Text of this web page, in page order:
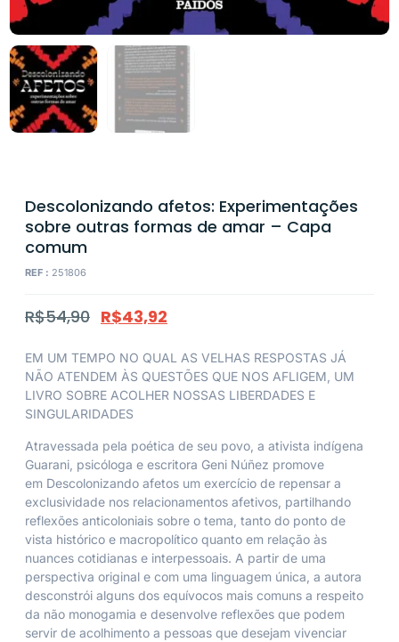
Descolonizando afetos: Experimentações
sobre outras formas de amar – Capa
comum
REF : 251806
R$54,90 R$43,92
EM UM TEMPO NO QUAL AS VELHAS RESPOSTAS JÁ
NÃO ATENDEM ÀS QUESTÕES QUE NOS AFLIGEM, UM
LIVRO SOBRE ACOLHER NOSSAS LIBERDADES E
SINGULARIDADES
Atravessada pela poética de seu povo, a ativista indígena
Guarani, psicóloga e escritora Geni Núñez promove
em Descolonizando afetos um exercício de repensar a
exclusividade nos relacionamentos afetivos, partilhando
reflexões anticoloniais sobre o tema, tanto do ponto de
vista histórico e macropolítico quanto em relação às
nuances cotidianas e interpessoais. A partir de uma
perspectiva original e com uma linguagem única, a autora
desconstrói alguns dos equívocos mais comuns a respeito
da não monogamia e desenvolve reflexões que podem
servir de acolhimento a pessoas que desejam vivenciar